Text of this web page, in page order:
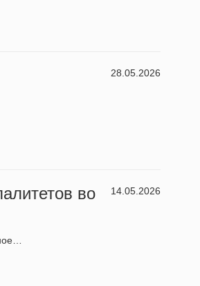
28.05.2026
во
14.05.2026